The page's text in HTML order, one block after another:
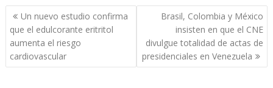
Navegación
de
entradas
Un nuevo estudio confirma
que el edulcorante eritritol
aumenta el riesgo
cardiovascular
Brasil, Colombia y México
insisten en que el CNE
divulgue totalidad de actas de
presidenciales en Venezuela